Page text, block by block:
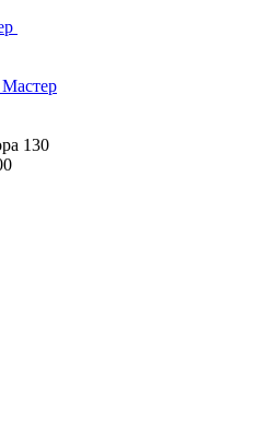
Мастер
130